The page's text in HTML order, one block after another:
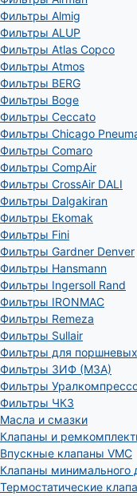
Фильтры Almig
Фильтры ALUP
Фильтры Atlas Copco
Фильтры Atmos
Фильтры BERG
Фильтры Boge
Фильтры Ceccato
Фильтры Chicago
Фильтры Comaro
Фильтры CompAir
Фильтры CrossAir DALI
Фильтры Dalgakiran
Фильтры Ekomak
Фильтры Fini
Фильтры Gardner Denver
Фильтры Hansmann
Фильтры Ingersoll Rand
Фильтры IRONMAC
Фильтры Remeza
Фильтры Sullair
Фильтры для
Фильтры ЗИФ (МЗА)
Фильтры
Фильтры ЧКЗ
Масла и смазки
Клапаны и
Впускные клапаны VMC
Клапаны минимального
Термостатические